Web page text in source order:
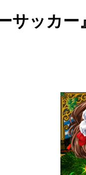
サッカー